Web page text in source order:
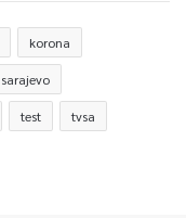
korona
sarajevo
test tvsa